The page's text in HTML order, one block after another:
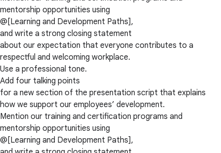
mentorship opportunities using
@[Learning and Development Paths],
and write a strong closing statement
about our expectation that everyone contributes to a
respectful and welcoming workplace.
Use a professional tone.
Add four talking points
for a new section of the presentation script that explains
how we support our employees’ development.
Mention our training and certification programs and
mentorship opportunities using
@[Learning and Development Paths],